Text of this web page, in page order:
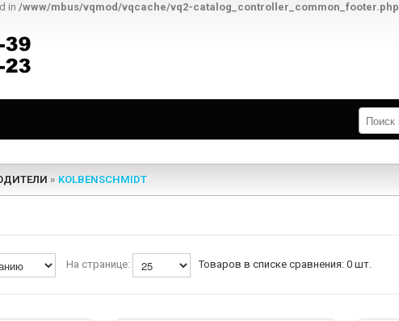
in /www/mbus/vqmod/vqcache/vq2-catalog_controller_common_footer.php
» KOLBENSCHMIDT
На странице: Товаров в списке сравнения: 0 шт.